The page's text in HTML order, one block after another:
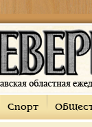
Спорт